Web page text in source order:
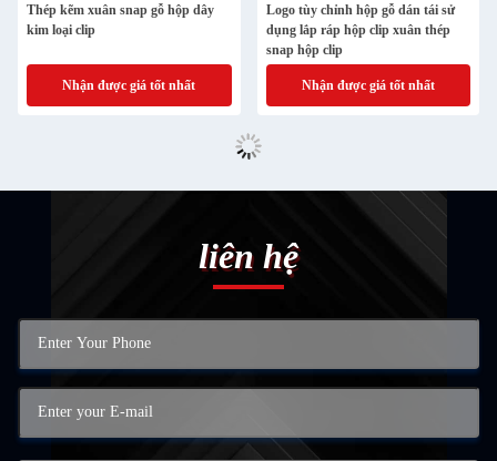
Thép kẽm xuân snap gỗ hộp dây
kim loại clip
Nhận được giá tốt nhất
Logo tùy chỉnh hộp gỗ dán tái sử
dụng lắp ráp hộp clip xuân thép
snap hộp clip
Nhận được giá tốt nhất
liên hệ